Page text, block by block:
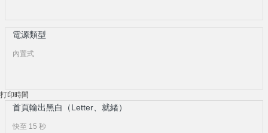
電源類型
內置式
打印時間
首頁輸出黑白（Letter、就緒）
快至 15 秒